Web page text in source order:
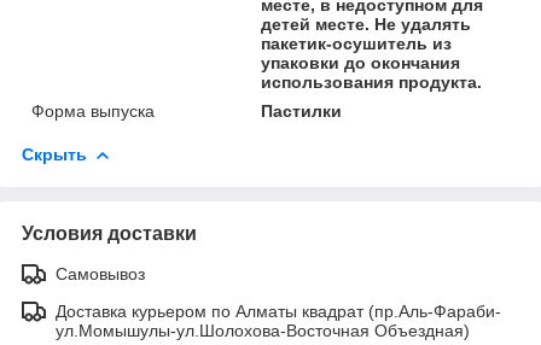
месте, в недоступном для
детей месте. Не удалять
пакетик-осушитель из
упаковки до окончания
использования продукта.
Форма выпуска
Пастилки
Скрыть
Условия доставки
Самовывоз
Доставка курьером по Алматы квадрат (пр.Аль-Фараби-
ул.Момышулы-ул.Шолохова-Восточная Объездная)